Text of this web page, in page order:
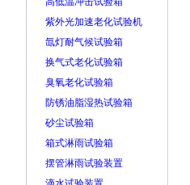
紫外光加速老化试验机
氙灯耐气候试验箱
换气式老化试验箱
臭氧老化试验箱
防锈油脂湿热试验箱
砂尘试验箱
箱式淋雨试验箱
摆管淋雨试验装置